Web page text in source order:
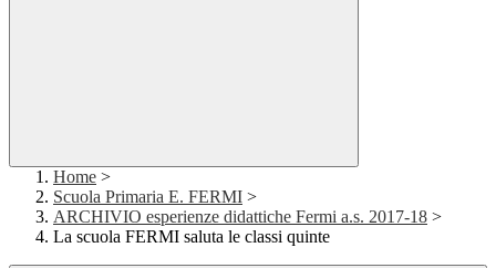
Home >
Scuola Primaria E. FERMI >
ARCHIVIO esperienze didattiche Fermi a.s. 2017-18 >
La scuola FERMI saluta le classi quinte